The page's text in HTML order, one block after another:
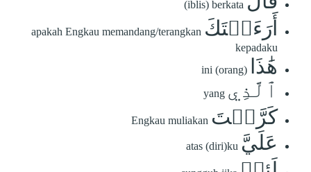
(iblis) berkata
أَرَءَيۡتَكَ apakah Engkau memandang/terangkan
kepadaku
هَٰذَا ini (orang)
ٱلَّذِي yang
كَرَّمۡتَ Engkau muliakan
عَلَيَّ atas (diri)ku